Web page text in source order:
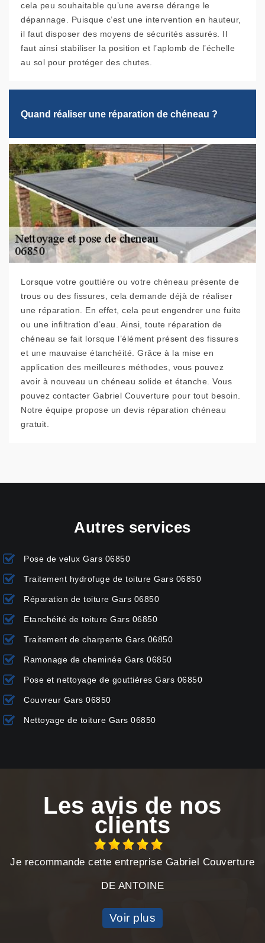
cela peu souhaitable qu’une averse dérange le
dépannage. Puisque c’est une intervention en hauteur,
il faut disposer des moyens de sécurités assurés. Il
faut ainsi stabiliser la position et l’aplomb de l’échelle
au sol pour protéger des chutes.
Quand réaliser une réparation de chéneau ?
Lorsque votre gouttière ou votre chéneau présente de
trous ou des fissures, cela demande déjà de réaliser
une réparation. En effet, cela peut engendrer une fuite
ou une infiltration d’eau. Ainsi, toute réparation de
chéneau se fait lorsque l’élément présent des fissures
et une mauvaise étanchéité. Grâce à la mise en
application des meilleures méthodes, vous pouvez
avoir à nouveau un chéneau solide et étanche. Vous
pouvez contacter Gabriel Couverture pour tout besoin.
Notre équipe propose un devis réparation chéneau
gratuit.
Autres services
Pose de velux Gars 06850
Traitement hydrofuge de toiture Gars 06850
Réparation de toiture Gars 06850
Etanchéité de toiture Gars 06850
Traitement de charpente Gars 06850
Ramonage de cheminée Gars 06850
Pose et nettoyage de gouttières Gars 06850
Couvreur Gars 06850
Nettoyage de toiture Gars 06850
Les avis de nos
clients
Je recommande cette entreprise Gabriel Couverture
DE ANTOINE
Voir plus